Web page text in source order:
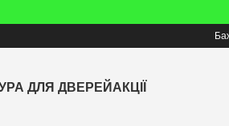
ДЛЯ ДВЕРЕЙ АКЦІЇ